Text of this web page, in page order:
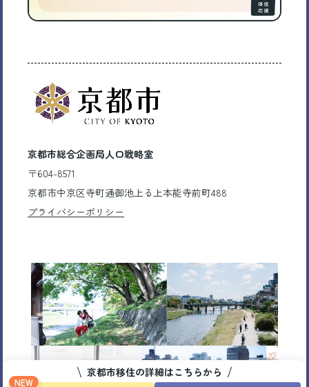
京都市移住の詳細はこちらから
NEW
京都市総合企画局人口戦略室
〒604-8571
京都市中京区寺町通御池上る上本能寺前町488
プライバシーポリシー